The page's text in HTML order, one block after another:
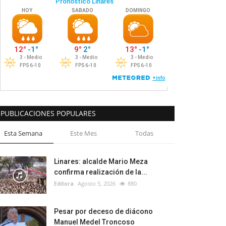
PUBLICACIONES POPULARES
Esta Semana Este Mes Todas
Linares: alcalde Mario Meza
confirma realización de la...
Editora Agosto 5, 2026 880
Pesar por deceso de diácono
Manuel Medel Troncoso